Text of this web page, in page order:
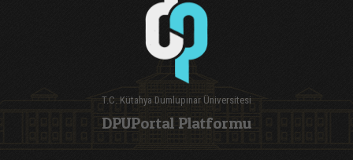
T.C. Kütahya Dumlupınar Üniversitesi
DPUPortal Platformu